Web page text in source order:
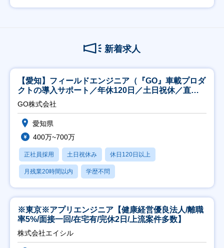
新着求人
【愛知】フィールドエンジニア（『GO』車載プロダ
クトの導入サポート／年休120日／土日祝休／直行
直帰
GO株式会社
愛知県
400万~700万
正社員採用 土日祝休み 休日120日以上
月残業20時間以内 学歴不問
※東京※アプリエンジニア【健康経営優良法人/離職
率5%/面接一回/在宅有/完休2日/上流案件多数】
株式会社エイシル